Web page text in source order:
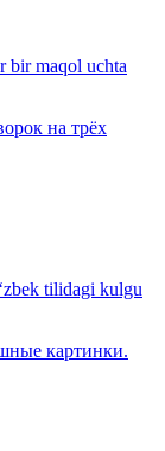
bir maqol uchta
на трёх
tilidagi kulgu
картинки.